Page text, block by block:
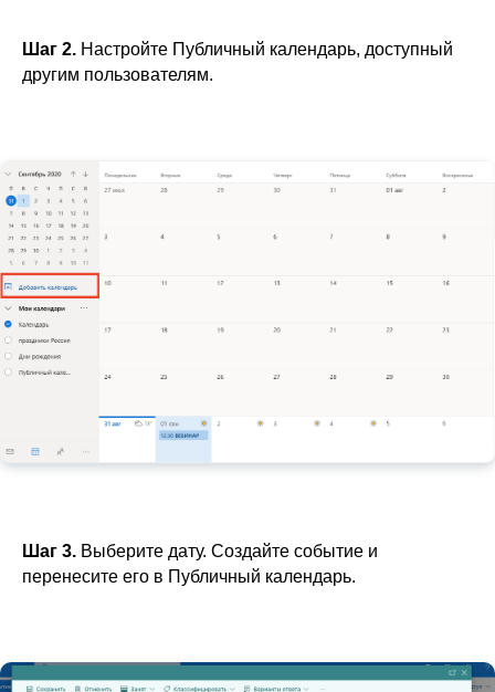
Шаг 2. Настройте Публичный календарь, доступный
другим пользователям.
Шаг 3. Выберите дату. Создайте событие и
перенесите его в Публичный календарь.